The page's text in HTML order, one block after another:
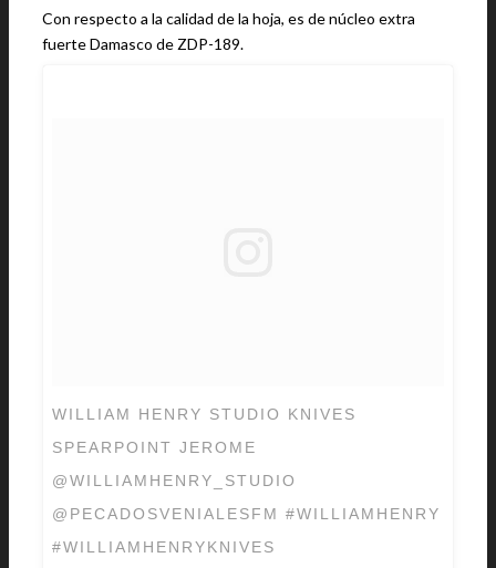
Con respecto a la calidad de la hoja, es de núcleo extra
fuerte Damasco de ZDP-189.
WILLIAM HENRY STUDIO KNIVES
SPEARPOINT JEROME
@WILLIAMHENRY_STUDIO
@PECADOSVENIALESFM #WILLIAMHENRY
#WILLIAMHENRYKNIVES